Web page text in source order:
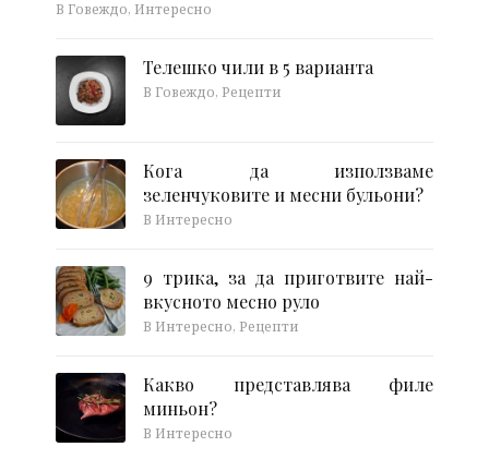
В Говеждо, Интересно
Телешко чили в 5 варианта
В Говеждо, Рецепти
Кога да използваме
зеленчуковите и месни бульони?
В Интересно
9 трика, за да приготвите най-
вкусното месно руло
В Интересно, Рецепти
Какво представлява филе
миньон?
В Интересно